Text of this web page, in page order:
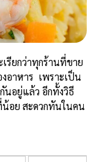
รียกว่าทุกร้านที่ขาย
อาหาร เพราะเป็น
อยู่แล้ว อีกทั้งวิธี
อย สะดวกทันในคน